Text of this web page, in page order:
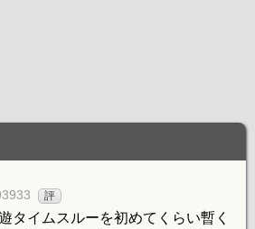
評
タイムスルーを初めてくらい暫く